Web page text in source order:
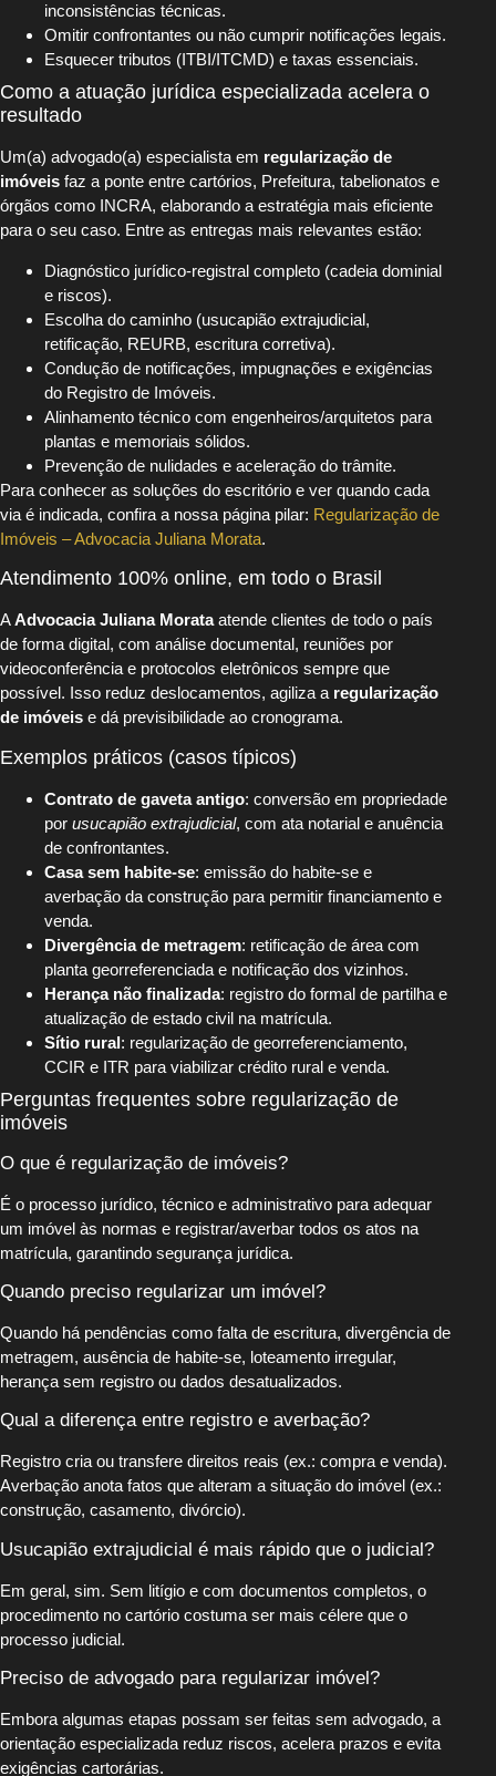
inconsistências técnicas.
Omitir confrontantes ou não cumprir notificações legais.
Esquecer tributos (ITBI/ITCMD) e taxas essenciais.
Como a atuação jurídica especializada acelera o
resultado
Um(a) advogado(a) especialista em regularização de
imóveis faz a ponte entre cartórios, Prefeitura, tabelionatos e
órgãos como INCRA, elaborando a estratégia mais eficiente
para o seu caso. Entre as entregas mais relevantes estão:
Diagnóstico jurídico-registral completo (cadeia dominial
e riscos).
Escolha do caminho (usucapião extrajudicial,
retificação, REURB, escritura corretiva).
Condução de notificações, impugnações e exigências
do Registro de Imóveis.
Alinhamento técnico com engenheiros/arquitetos para
plantas e memoriais sólidos.
Prevenção de nulidades e aceleração do trâmite.
Para conhecer as soluções do escritório e ver quando cada
via é indicada, confira a nossa página pilar: Regularização de
Imóveis – Advocacia Juliana Morata.
Atendimento 100% online, em todo o Brasil
AAdvocacia Juliana Morataatende clientes de todo o país
de forma digital, com análise documental, reuniões por
videoconferência e protocolos eletrônicos sempre que
possível. Isso reduz deslocamentos, agiliza a regularização
de imóveis e dá previsibilidade ao cronograma.
Exemplos práticos (casos típicos)
Contrato de gaveta antigo: conversão em propriedade
por usucapião extrajudicial, com ata notarial e anuência
de confrontantes.
Casa sem habite-se: emissão do habite-se e
averbação da construção para permitir financiamento e
venda.
Divergência de metragem: retificação de área com
planta georreferenciada e notificação dos vizinhos.
Herança não finalizada: registro do formal de partilha e
atualização de estado civil na matrícula.
Sítio rural: regularização de georreferenciamento,
CCIR e ITR para viabilizar crédito rural e venda.
Perguntas frequentes sobre regularização de
imóveis
O que é regularização de imóveis?
É o processo jurídico, técnico e administrativo para adequar
um imóvel às normas e registrar/averbar todos os atos na
matrícula, garantindo segurança jurídica.
Quando preciso regularizar um imóvel?
Quando há pendências como falta de escritura, divergência de
metragem, ausência de habite-se, loteamento irregular,
herança sem registro ou dados desatualizados.
Qual a diferença entre registro e averbação?
Registro cria ou transfere direitos reais (ex.: compra e venda).
Averbação anota fatos que alteram a situação do imóvel (ex.:
construção, casamento, divórcio).
Usucapião extrajudicial é mais rápido que o judicial?
Em geral, sim. Sem litígio e com documentos completos, o
procedimento no cartório costuma ser mais célere que o
processo judicial.
Preciso de advogado para regularizar imóvel?
Embora algumas etapas possam ser feitas sem advogado, a
orientação especializada reduz riscos, acelera prazos e evita
exigências cartorárias.